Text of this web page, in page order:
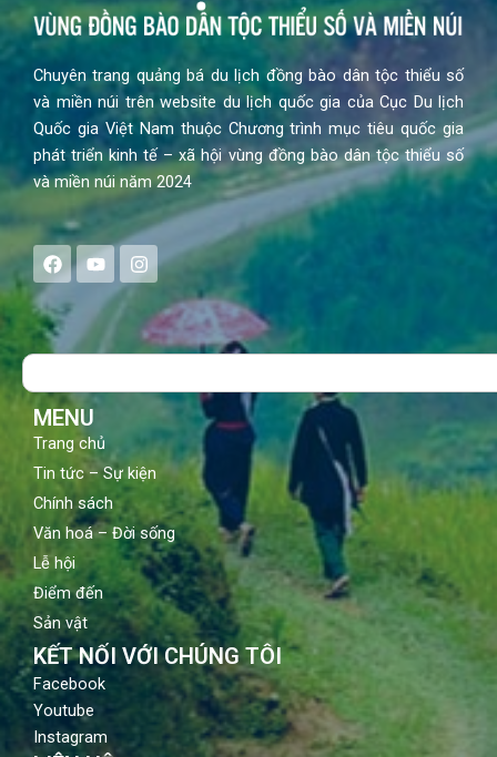
Chuyên trang quảng bá du lịch đồng bào dân tộc thiểu số
và miền núi trên website du lịch quốc gia của Cục Du lịch
Quốc gia Việt Nam thuộc Chương trình mục tiêu quốc gia
phát triển kinh tế – xã hội vùng đồng bào dân tộc thiểu số
và miền núi năm 2024
F
a
e
b
o
Y
o
t
b
I
n
s
a
g
Search
MENU
Trang chủ
Tin tức – Sự kiện
Chính sách
Văn hoá – Đời sống
Lễ hội
Điểm đến
Sản vật
KẾT NỐI VỚI CHÚNG TÔI
Facebook
Youtube
Instagram